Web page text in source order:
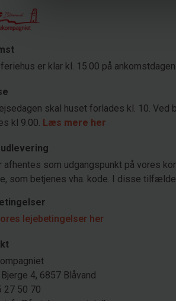
er klar kl. 15.00 på ankomstdagen.
skal huset forlades kl. 10.
kl 9.00. Læs mere her
afhentes som udgangspunkt på vores
som betjenes vha. kode. I disse
lejebetingelser her
4, 6857 Blåvand
27 50 70